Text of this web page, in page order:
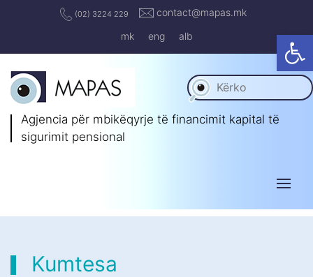
(02) 3224 229
contact@mapas.mk
mk
eng alb
Agjencia për mbikëqyrje të financimit kapital të
sigurimit pensional
Kumtesa